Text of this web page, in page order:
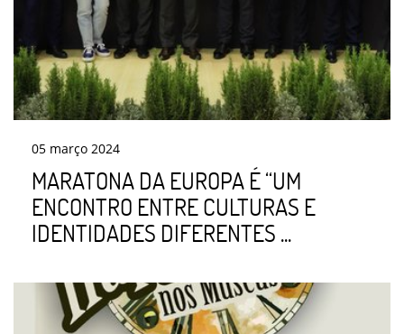
05 março 2024
MARATONA DA EUROPA É “UM
ENCONTRO ENTRE CULTURAS E
IDENTIDADES DIFERENTES ...